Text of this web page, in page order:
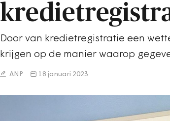
Door van kredietregistratie een
krijgen op de manier waarop
ANP 18 januari 2023